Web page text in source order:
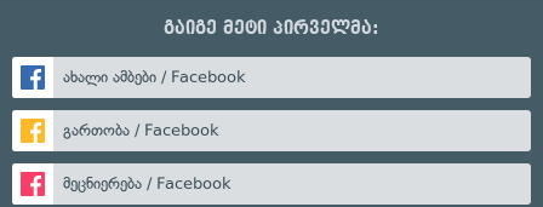
გაიგე მეტი პირველმა:
ახალი ამბები / Facebook
გართობა / Facebook
მეცნიერება / Facebook